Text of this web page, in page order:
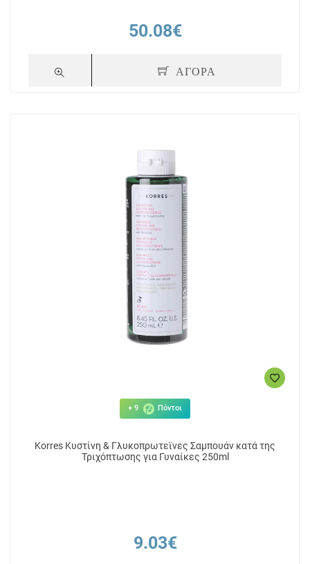
50.08€
ΑΓΟΡΑ
+ 9 Πόντοι
Korres Κυστίνη & Γλυκοπρωτεϊνες Σαμπουάν κατά της
Τριχόπτωσης για Γυναίκες 250ml
9.03€